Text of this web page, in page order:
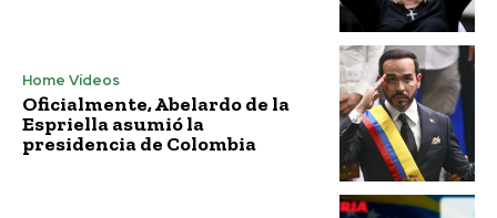
Home Vídeos
Oficialmente, Abelardo de la
Espriella asumió la
presidencia de Colombia